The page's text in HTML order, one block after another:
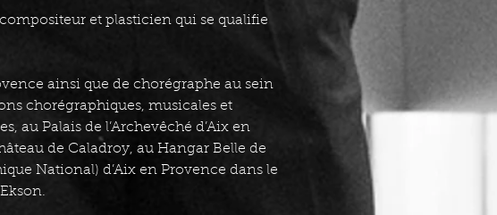
et plasticien qui se qualifie
ainsi que de chorégraphe au sein
chorégraphiques, musicales et
au Palais de l’Archevêché d’Aix en
de Caladroy, au Hangar Belle de
National) d’Aix en Provence dans le